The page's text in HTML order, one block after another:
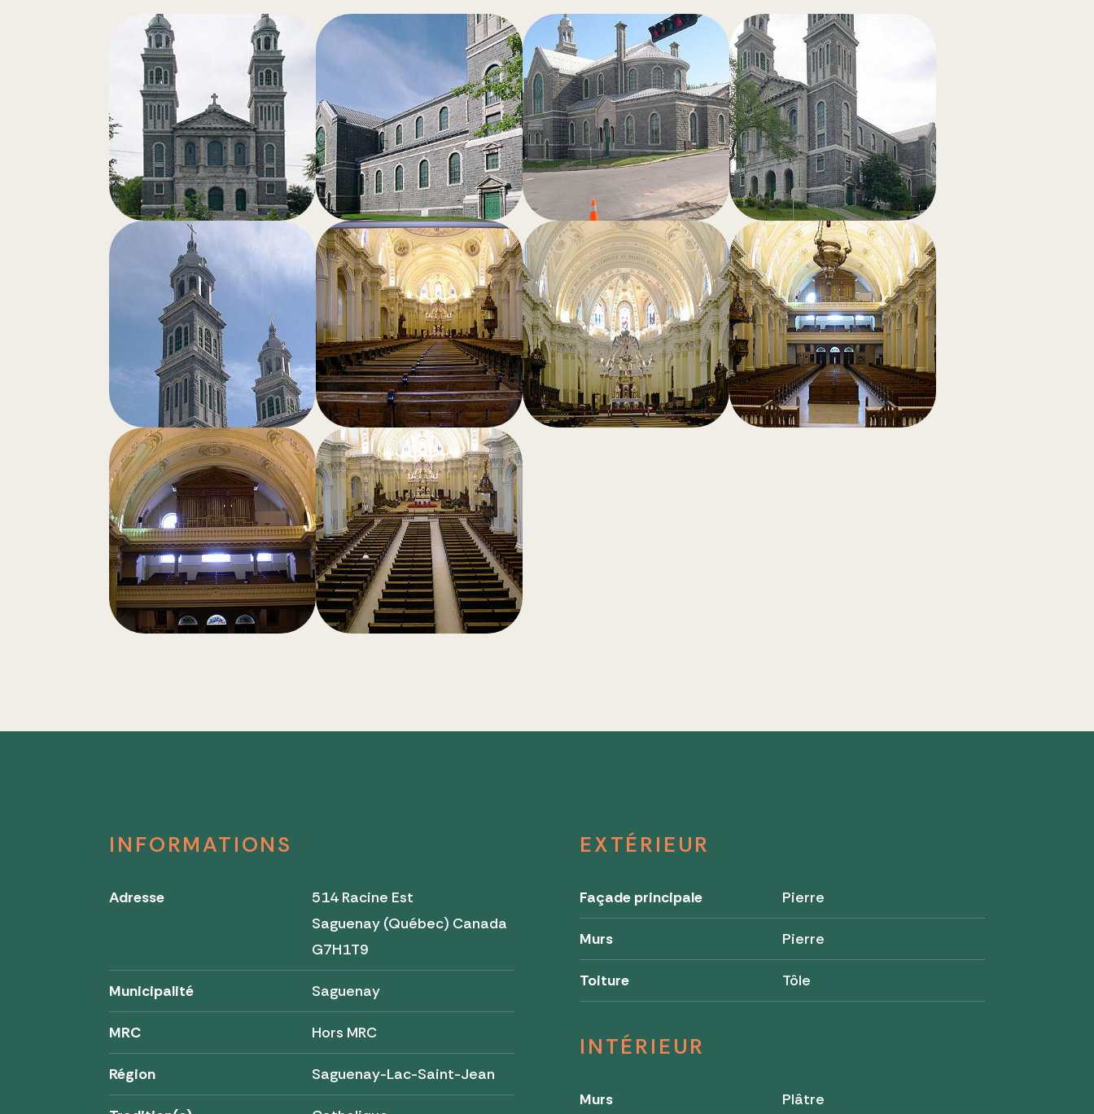
INFORMATIONS
Adresse
514 Racine Est
Saguenay (Québec) Canada
G7H1T9
Municipalité Saguenay
MRC Hors MRC
Région Saguenay-Lac-Saint-Jean
EXTÉRIEUR
Façade principale Pierre
Murs Pierre
Toiture Tôle
INTÉRIEUR
Murs Plâtre